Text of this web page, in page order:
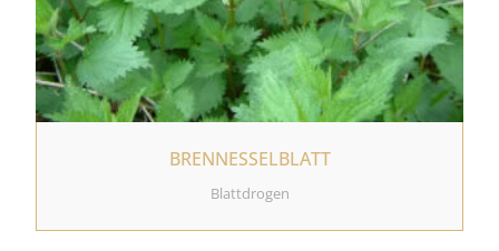
BRENNESSELBLATT
Blattdrogen